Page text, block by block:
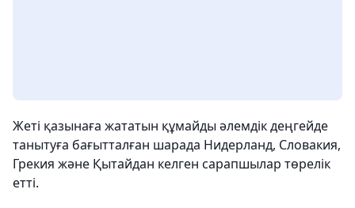
Жеті қазынаға жататын құмайды әлемдік деңгейде
танытуға бағытталған шарада Нидерланд, Словакия,
Грекия және Қытайдан келген сарапшылар төрелік
етті.